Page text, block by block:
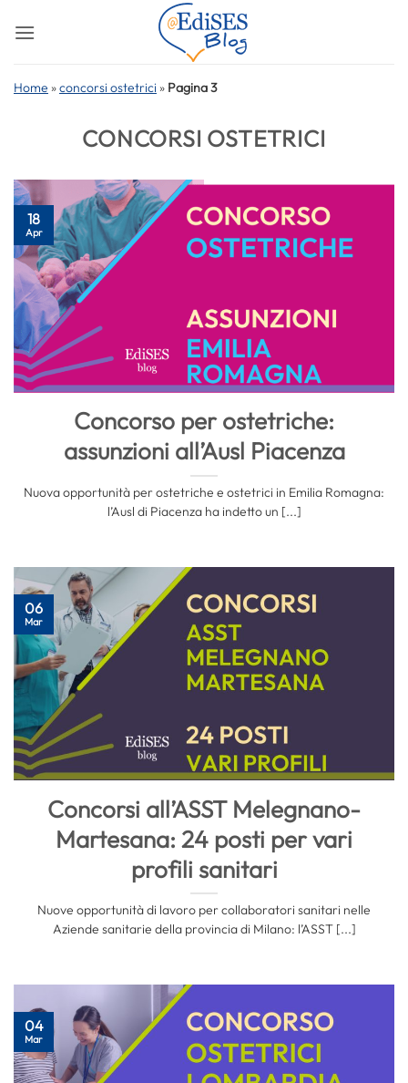
Home »concorsi ostetrici » Pagina 3
CONCORSI OSTETRICI
Concorso per ostetriche:
assunzioni all’Ausl Piacenza
Nuova opportunità per ostetriche e ostetrici in Emilia Romagna:
l’Ausl di Piacenza ha indetto un [...]
18
Apr
Concorsi all’ASST Melegnano-
Martesana: 24 posti per vari
profili sanitari
Nuove opportunità di lavoro per collaboratori sanitari nelle
Aziende sanitarie della provincia di Milano: l’ASST [...]
06
Mar
04
Mar